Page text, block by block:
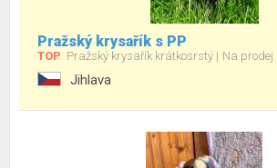
Pražský krysařík s PP
TOP Pražský krysařík krátkosrstý Na prodej
Jihlava